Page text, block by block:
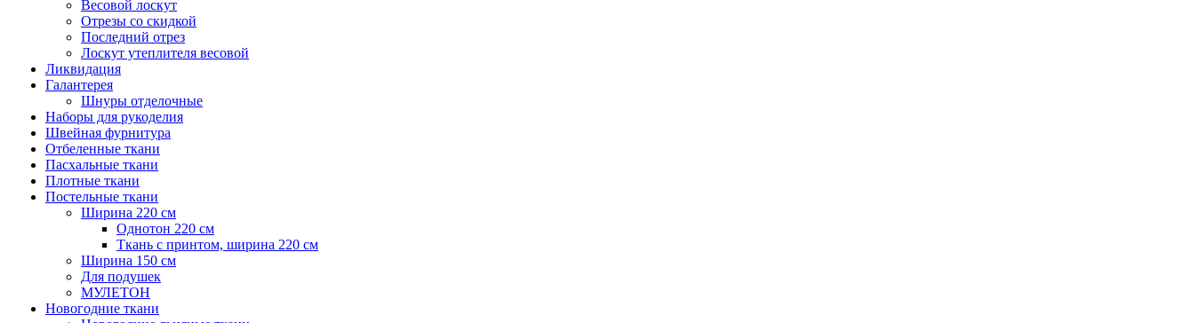
Весовой лоскут
Отрезы со скидкой
Последний отрез
Лоскут утеплителя весовой
Ликвидация
Галантерея
Шнуры отделочные
Наборы для рукоделия
Швейная фурнитура
Отбеленные ткани
Пасхальные ткани
Плотные ткани
Постельные ткани
Ширина 220 см
Однотон 220 см
Ткань с принтом, ширина 220 см
Ширина 150 см
Для подушек
МУЛЕТОН
Новогодние ткани